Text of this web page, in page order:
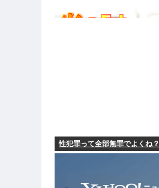
性犯罪って全部無罪でよくね？